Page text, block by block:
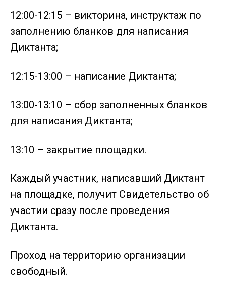
12:00-12:15 – викторина, инструктаж по
заполнению бланков для написания
Диктанта;
12:15-13:00 – написание Диктанта;
13:00-13:10 – сбор заполненных бланков
для написания Диктанта;
13:10 – закрытие площадки.
Каждый участник, написавший Диктант
на площадке, получит Свидетельство об
участии сразу после проведения
Диктанта.
Проход на территорию организации
свободный.